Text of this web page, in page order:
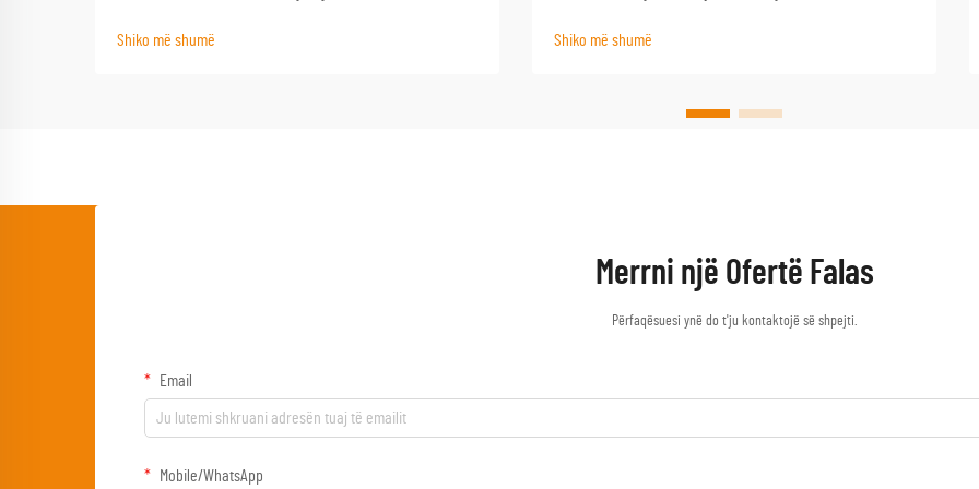
pajisjet më të pabesuara është një tryezë kampimi e
Shiko më shumë
qëndrueshmërinë dhe performancën afatgjatë.
mund t'i dëmtojnë shpejt ...
Shiko më shumë
Merrni një Ofertë Falas
Përfaqësuesi ynë do t'ju kontaktojë së shpejti.
Email
Mobile/WhatsApp